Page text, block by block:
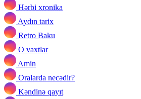
Hərbi xronika
Aydın tarix
Retro Baku
O vaxtlar
Amin
Oralarda necədir?
Kəndinə qayıt